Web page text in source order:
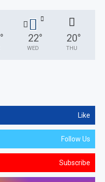
° 22°
WED
20°
THU
Like
Follow Us
Subscribe